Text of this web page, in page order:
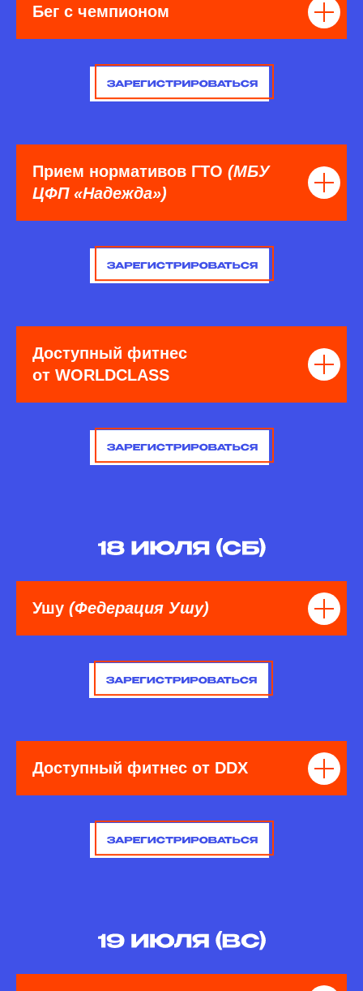
Бег с чемпионом
Прием нормативов ГТО (МБУ
ЦФП «Надежда»)
Доступный фитнес
от WORLDCLASS
Ушу (Федерация Ушу)
Доступный фитнес от DDX